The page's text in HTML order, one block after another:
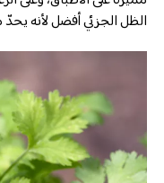
الظل الجزئي أفضل لأنه